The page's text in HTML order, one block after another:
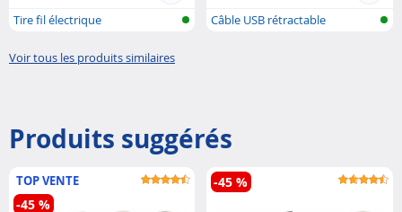
Tire fil électrique
Câble USB rétractable
Voir tous les produits similaires
Produits suggérés
TOP VENTE
-45 %
-45 %